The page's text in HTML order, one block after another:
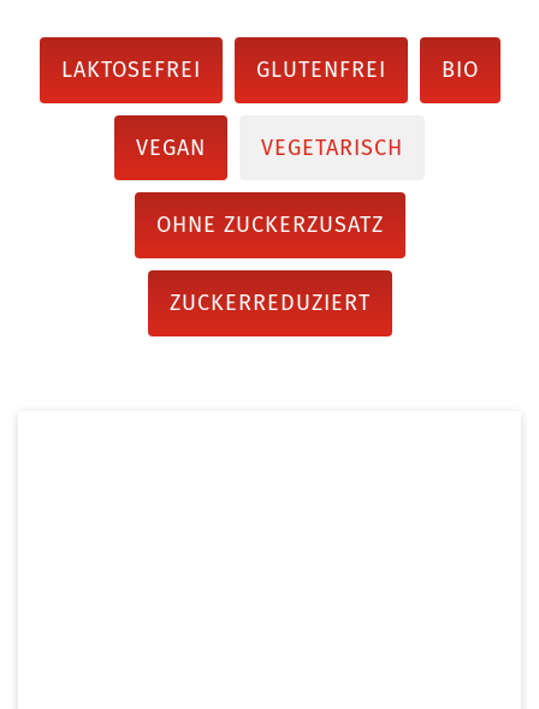
LAKTOSEFREI GLUTENFREI BIO
VEGAN VEGETARISCH
OHNE ZUCKERZUSATZ
ZUCKERREDUZIERT